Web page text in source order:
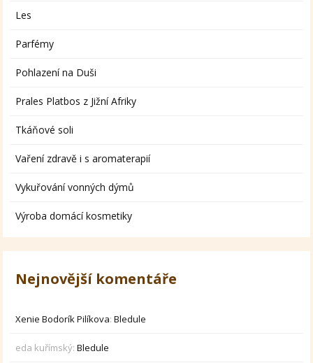
Les
Parfémy
Pohlazení na Duši
Prales Platbos z Jižní Afriky
Tkáňové soli
Vaření zdravě i s aromaterapií
Vykuřování vonných dýmů
Výroba domácí kosmetiky
Nejnovější komentáře
Xenie Bodorík Pilíkova:Bledule
eda kuřímský:Bledule